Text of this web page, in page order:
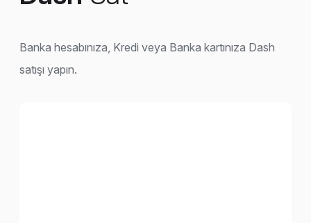
Banka hesabınıza, Kredi veya Banka kartınıza Dash
satışı yapın.